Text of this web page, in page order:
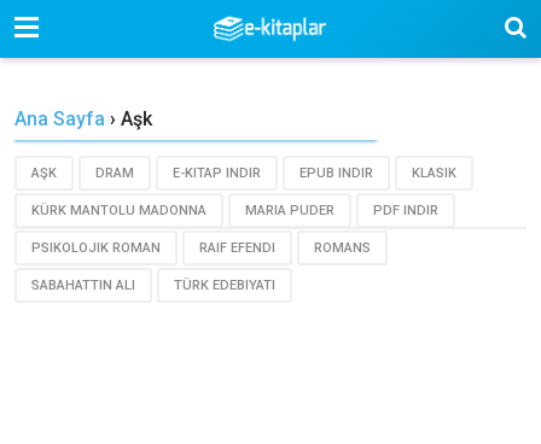
-->
Ana Sayfa › Aşk
AŞK DRAM E-KITAP INDIR EPUB INDIR KLASIK
KÜRK MANTOLU MADONNA MARIA PUDER PDF INDIR
PSIKOLOJIK ROMAN RAIF EFENDI ROMANS
SABAHATTIN ALI TÜRK EDEBIYATI